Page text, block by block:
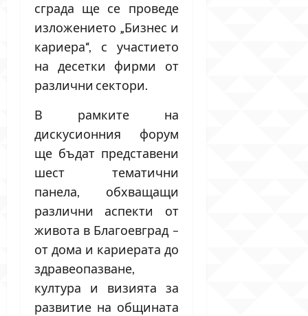
сграда ще се проведе
изложението „Бизнес и
кариера“, с участието
на десетки фирми от
различни сектори.
В рамките на
дискусионния форум
ще бъдат представени
шест тематични
панела, обхващащи
различни аспекти от
живота в Благоевград –
от дома и кариерата до
здравеопазване,
култура и визията за
развитие на общината